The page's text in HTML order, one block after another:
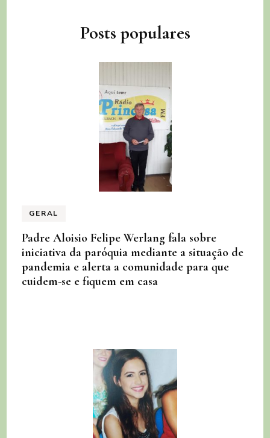
Posts populares
GERAL
Padre Aloisio Felipe Werlang fala sobre
iniciativa da paróquia mediante a situação de
pandemia e alerta a comunidade para que
cuidem-se e fiquem em casa